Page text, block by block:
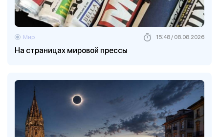
На страницах мировой прессы
Мир 15:48 / 08.08.2026